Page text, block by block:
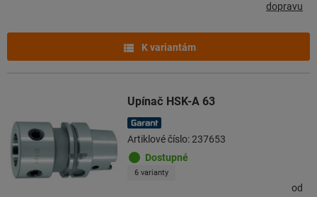
dopravu
K variantám
Upínač HSK-A 63
Artiklové číslo: 237653
Dostupné
6 varianty
od